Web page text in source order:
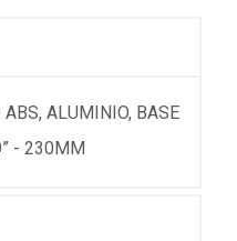
ALUMINIO, BASE
- 230MM